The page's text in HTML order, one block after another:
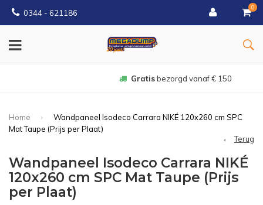
0344 - 621186
0
bezorgd vanaf € 150
Home
Wandpaneel Isodeco Carrara NIKÉ 120x260 cm SPC
Mat Taupe (Prijs per Plaat)
Terug
Wandpaneel Isodeco Carrara NIKÉ
120x260 cm SPC Mat Taupe (Prijs
per Plaat)